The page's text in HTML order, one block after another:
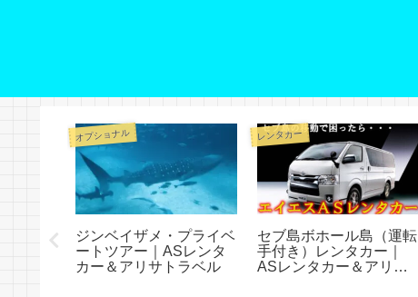
オプショナル
ジンベイザメ・プライベ
ートツアー｜ASレンタ
カー＆アリサトラベル
レンタカー
セブ島ボホール島（運転
手付き）レンタカー｜
ASレンタカー＆アリサ